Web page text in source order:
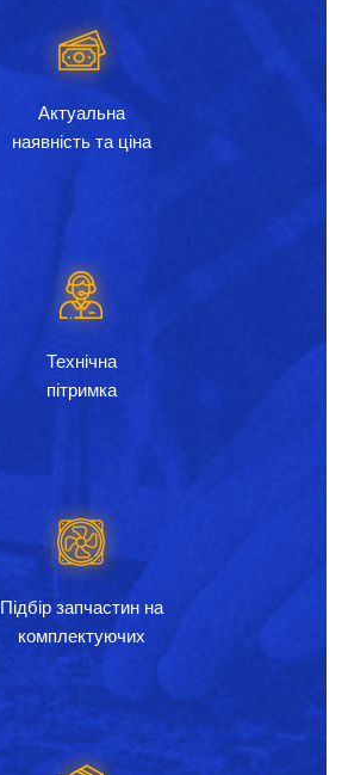
Актуальна
наявність та ціна
Технічна
пітримка
Підбір запчастин на
комплектуючих